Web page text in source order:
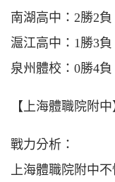
南湖高中：2勝2負
滬江高中：1勝3負
泉州體校：0勝4負
【上海體職院附
戰力分析：
上海體職院附中